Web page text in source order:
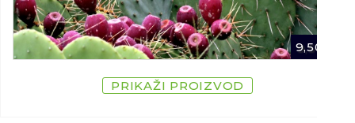
9,50
PRIKAŽI PROIZVOD